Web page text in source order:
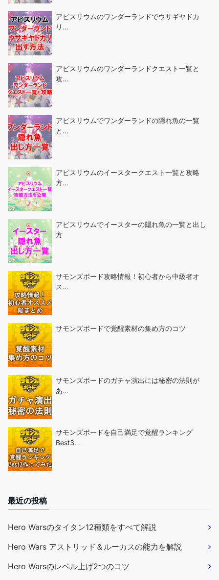
アビスリウムのワンダーランドでウサギヤドカ
リ…
アビスリウムのワンダーランドクエスト一覧と
攻…
アビスリウムでワンダーランドの隠れ魚の一覧
と…
アビスリウムのイースタークエスト一覧と攻略
方…
アビスリウムでイースターの隠れ魚の一覧と出し
方
サモンズボード攻略情報！初心者から中級者オ
ス…
サモンズボードで覚醒素材の集め方のコツ
サモンズボードのガチャ演出には秘密の法則が
あ…
サモンズボードを自己満足で覚醒ランキング
Best3…
最近の投稿
Hero Warsのタイタン12種類をすべて解説
Hero Wars アストリッド＆ルーカスの能力を解説
Hero Warsのレベル上げ2つのコツ